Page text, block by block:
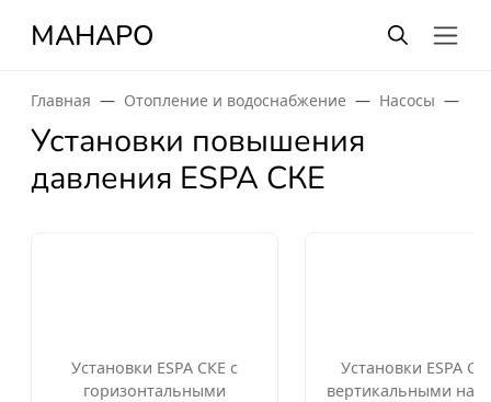
МАНАРО
Главная Отопление и водоснабжение Насосы
Установки повышения
давления ESPA СКЕ
Установки ESPA СКЕ с
горизонтальными
Установки ESPA
вертикальными